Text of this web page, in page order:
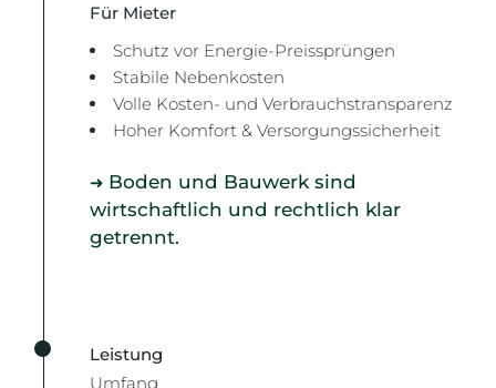
Für Mieter
Schutz vor Energie-Preissprüngen
Stabile Nebenkosten
Volle Kosten- und Verbrauchstransparenz
Hoher Komfort & Versorgungssicherheit
➜ Boden und Bauwerk sind
wirtschaftlich und rechtlich klar
getrennt.
Leistung
Umfang